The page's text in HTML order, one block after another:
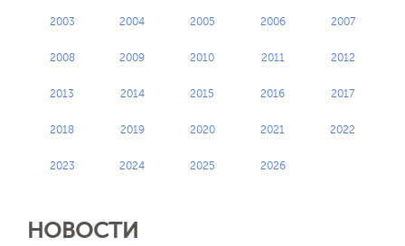
2003 2004 2005 2006 2007
2008 2009 2010 2011 2012
2013 2014 2015 2016 2017
2018 2019 2020 2021 2022
2023 2024 2025 2026
НОВОСТИ